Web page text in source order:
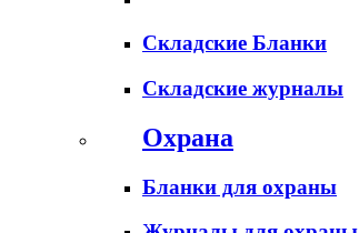
Складские Бланки
Складские журналы
Охрана
Бланки для охраны